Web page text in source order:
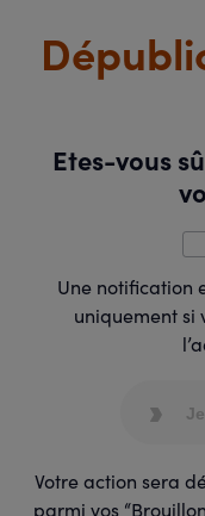
Etes-vous
Une notification
uniquement si
Votre action sera
parmi vos